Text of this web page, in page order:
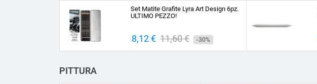
Set Matite Grafite Lyra Art Design 6pz.
ULTIMO PEZZO!
Prezzo
8,12 € Prezzo
base
11,60 € -30%
PITTURA